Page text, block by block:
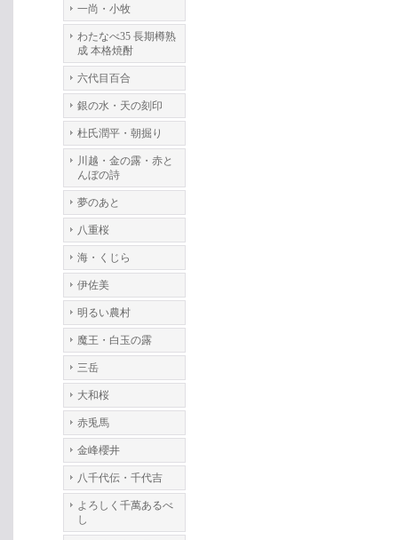
一尚・小牧
わたなべ35 長期樽熟
成 本格焼酎
六代目百合
銀の水・天の刻印
杜氏潤平・朝掘り
川越・金の露・赤と
んぼの詩
夢のあと
八重桜
海・くじら
伊佐美
明るい農村
魔王・白玉の露
三岳
大和桜
赤兎馬
金峰櫻井
八千代伝・千代吉
よろしく千萬あるべ
し